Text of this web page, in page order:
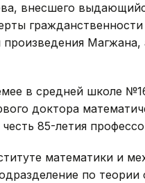
внесшего
в средней школе
доктора
85-летия
математики и
по